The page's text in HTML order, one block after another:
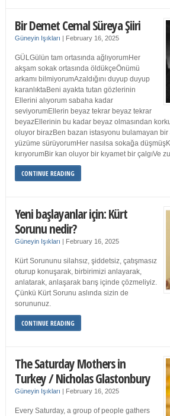
Bir Demet Cemal Süreya Şiiri
Güneyin Işıkları | February 16, 2025
GÜLGülün tam ortasında ağlıyorumHer
akşam sokak ortasında öldükçeÖnümü
arkamı bilmiyorumAzaldığını duyup duyup
karanlıktaBeni ayakta tutan gözlerinin
Ellerini alıyorum sabaha kadar
seviyorumEllerin beyaz tekrar beyaz tekrar
beyazEllerinin bu kadar beyaz olmasından
oluyor birazBen bazan istasyonu bulamayan bir
yüzüme sürüyorumHer nasılsa sokağa
kırıyorumBir kan oluyor bir kıyamet bir çalgıVe
CONTINUE READING
Yeni başlayanlar için: Kürt
Sorunu nedir?
Güneyin Işıkları | February 16, 2025
Kürt Sorununu silahsız, şiddetsiz, çatışmasız
oturup konuşarak, birbirimizi anlayarak,
anlatarak, anlaşarak barış içinde çözmeliyiz.
Çünkü Kürt Sorunu aslında sizin de
sorununuz.
CONTINUE READING
The Saturday Mothers in
Turkey / Nicholas Glastonbury
Güneyin Işıkları | February 16, 2025
Every Saturday, a group of people gathers